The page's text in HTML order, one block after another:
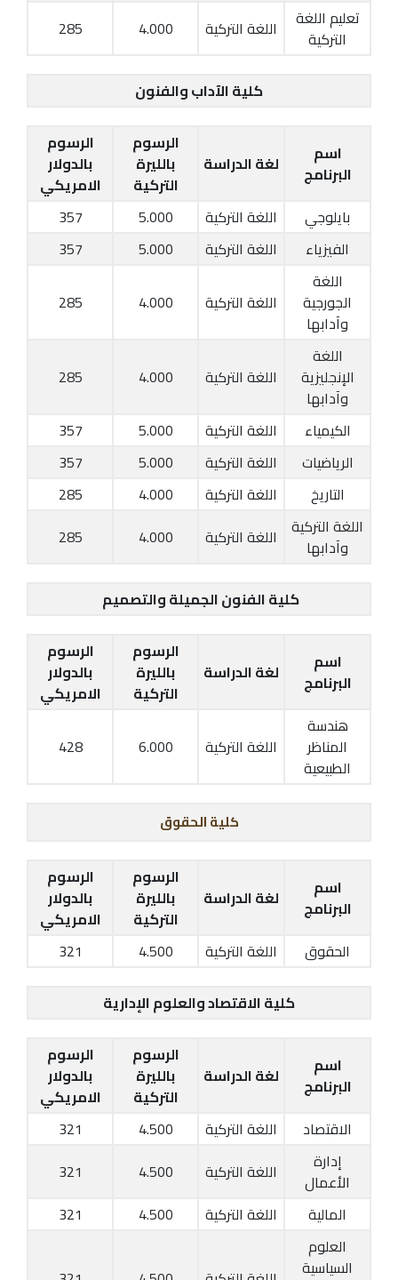
تعليم اللغة
التركية
اللغة التركية 4.000
285
كلية الآداب والفنون
اسم
البرنامج
لغة الدراسة
الرسوم
بالليرة
التركية
الرسوم
بالدولار
الامريكي
بايلوجي
اللغة التركية 5.000
357
الفيزياء
اللغة التركية 5.000
357
اللغة
الجورجية
وآدابها
اللغة التركية 4.000
285
اللغة
الإنجليزية
وآدابها
اللغة التركية 4.000
285
الكيمياء
اللغة التركية 5.000
357
الرياضيات
اللغة التركية 5.000
357
التاريخ
اللغة التركية 4.000
285
اللغة التركية
وآدابها
اللغة التركية 4.000
285
كلية الفنون الجميلة والتصميم
اسم
البرنامج
لغة الدراسة
الرسوم
بالليرة
التركية
الرسوم
بالدولار
الامريكي
هندسة
المناظر
الطبيعية
اللغة التركية 6.000
428
كلية الحقوق
اسم
البرنامج
لغة الدراسة
الرسوم
بالليرة
التركية
الرسوم
بالدولار
الامريكي
الحقوق
اللغة التركية 4.500
321
كلية الاقتصاد والعلوم الإدارية
اسم
البرنامج
لغة الدراسة
الرسوم
بالليرة
التركية
الرسوم
بالدولار
الامريكي
الاقتصاد
اللغة التركية 4.500
321
إدارة
الأعمال
اللغة التركية 4.500
321
المالية
اللغة التركية 4.500
321
العلوم
السياسية